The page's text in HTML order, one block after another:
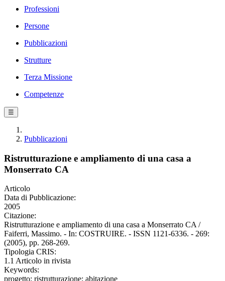
Professioni
Persone
Pubblicazioni
Strutture
Terza Missione
Competenze
☰
Pubblicazioni
Ristrutturazione e ampliamento di una casa a
Monserrato CA
Articolo
Data di Pubblicazione:
2005
Citazione:
Ristrutturazione e ampliamento di una casa a Monserrato CA /
Faiferri, Massimo. - In: COSTRUIRE. - ISSN 1121-6336. - 269:
(2005), pp. 268-269.
Tipologia CRIS:
1.1 Articolo in rivista
Keywords:
progetto; ristrutturazione; abitazione